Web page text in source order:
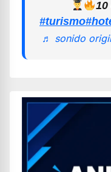
10
#turismo
♬ sonido